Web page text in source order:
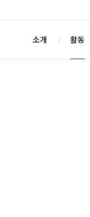
소개 활동